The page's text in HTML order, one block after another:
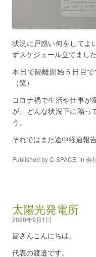
状況に戸惑い何をしてよ
ずスケジュール立てました
本日で隔離開始５日目で
（笑）
コロナ禍で生活や仕事が
が、どんな状況下に陥っ
う。
それではまた途中経過報告
Published byC-SPACE, in 会
太陽光発電所
2020年9月1日
皆さんこんにちは。
代表の渡邉です。